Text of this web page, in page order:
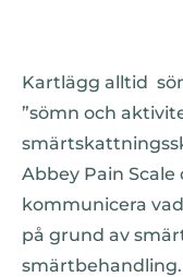
Kartlägg alltid
”sömn och
Abbey Pain
kommunicera
på grund av